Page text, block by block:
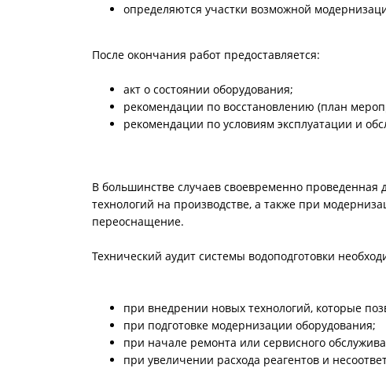
определяются участки возможной
После окончания работ предоставляется:
акт о состоянии оборудования;
рекомендации по восстановлению (план
рекомендации по условиям эксплуатации и
В большинстве случаев своевременно
технологий на производстве, а также при
переоснащение.
Технический аудит системы водоподготовки
при внедрении новых технологий, которые
при подготовке модернизации оборудования;
при начале ремонта или сервисного
при увеличении расхода реагентов и